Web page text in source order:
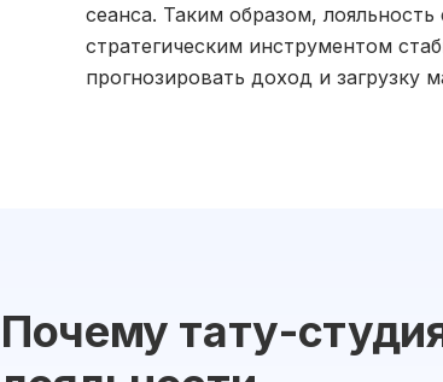
сеанса. Таким образом,
стратегическим инструментом
прогнозировать доход и загрузку
Почему тату-